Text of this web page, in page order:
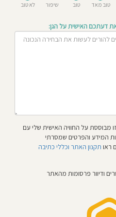
טוב מאד טוב
שיפור
לא טוב
דעתכם האישית על הגן:
מבוססת על החוויה האישית שלי עם
המידע והפרטים שמסרתי
ראו תקנון האתר וכללי כתיבה
ודיוור פרסומות מהאתר